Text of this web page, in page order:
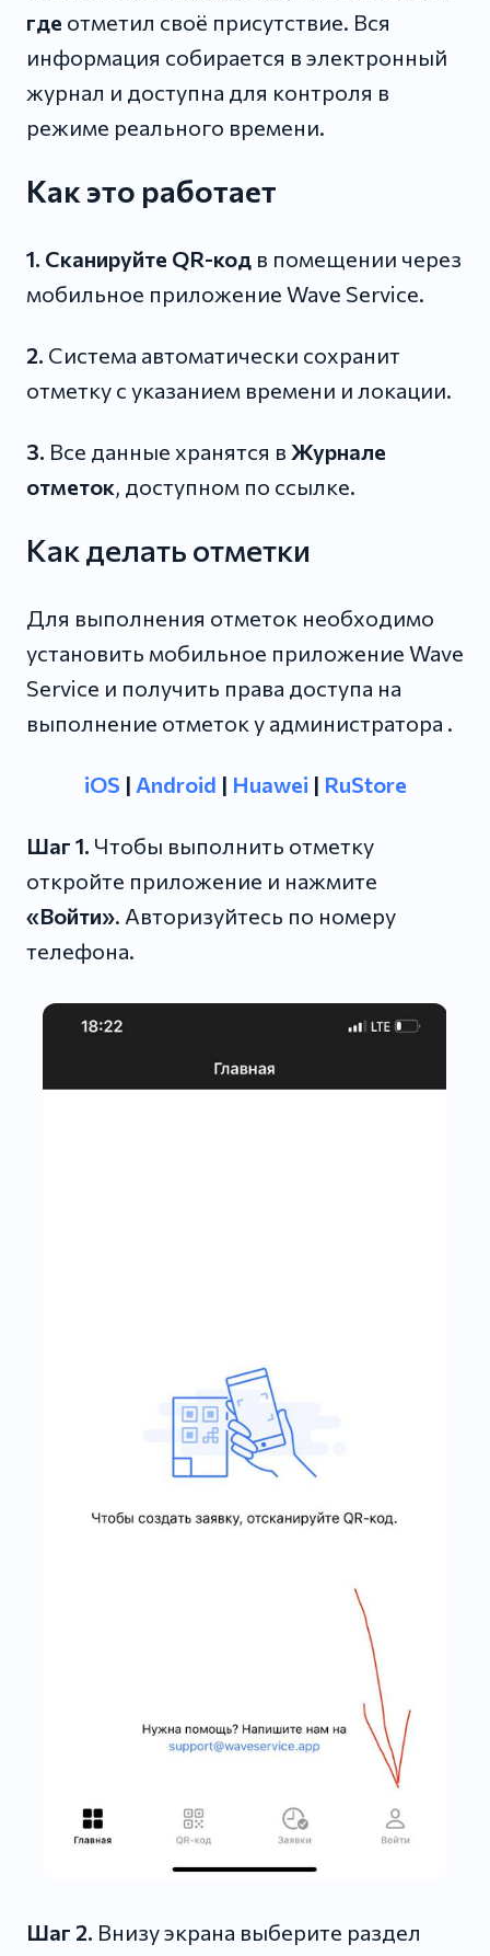
где отметил своё присутствие. Вся
информация собирается в электронный
журнал и доступна для контроля в
режиме реального времени.
Как это работает
1. Сканируйте QR-код в помещении через
мобильное приложение Wave Service.
2. Система автоматически сохранит
отметку с указанием времени и локации.
3. Все данные хранятся в Журнале
отметок, доступном по ссылке.
Как делать отметки
Для выполнения отметок необходимо
установить мобильное приложение Wave
Service и получить права доступа на
выполнение отметок у администратора .
iOS | Android | Huawei | RuStore
Шаг 1. Чтобы выполнить отметку
откройте приложение и нажмите
«Войти». Авторизуйтесь по номеру
телефона.
Шаг 2. Внизу экрана выберите раздел